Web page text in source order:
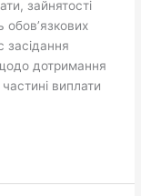
зайнятості
засідання
дотримання
виплати